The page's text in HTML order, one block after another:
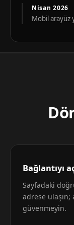
Nisan 2026
Mobil arayüz
Bağlantıyı
Sayfadaki
adrese ulaşın;
güvenmeyin.